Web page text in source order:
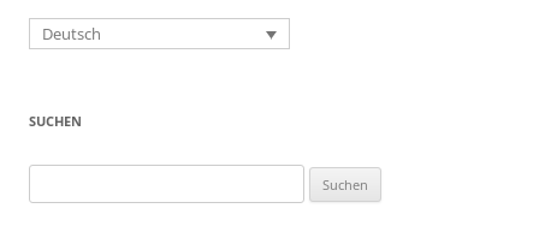
Deutsch
SUCHEN
nach: